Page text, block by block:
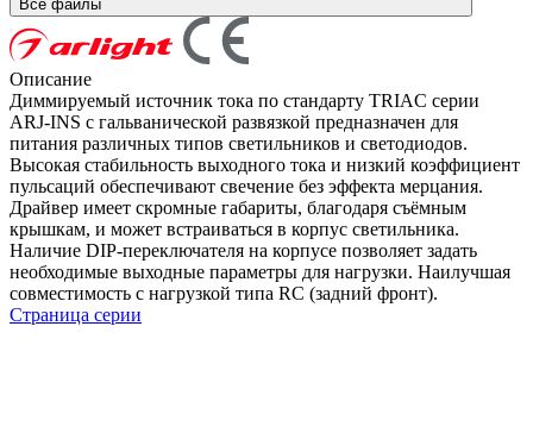
Все файлы
Описание
Диммируемый источник тока по стандарту TRIAC серии
ARJ-INS с гальванической развязкой предназначен для
питания различных типов светильников и светодиодов.
Высокая стабильность выходного тока и низкий коэффициент
пульсаций обеспечивают свечение без эффекта мерцания.
Драйвер имеет скромные габариты, благодаря съёмным
крышкам, и может встраиваться в корпус светильника.
Наличие DIP-переключателя на корпусе позволяет задать
необходимые выходные параметры для нагрузки. Наилучшая
совместимость с нагрузкой типа RC (задний фронт).
Страница серии